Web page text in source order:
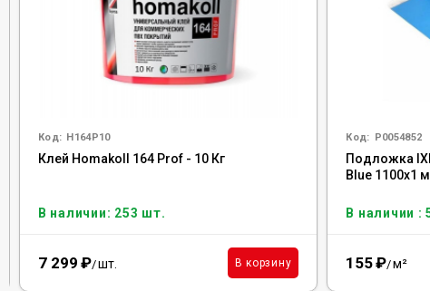
Код: H164P10
Клей Homakoll 164 Prof - 10 Кг
В наличии: 253 шт.
7 299 ₽/шт. В корзину
Код: Р0054852
Подложка
Blue 1100х1
В наличии :
155₽/м²